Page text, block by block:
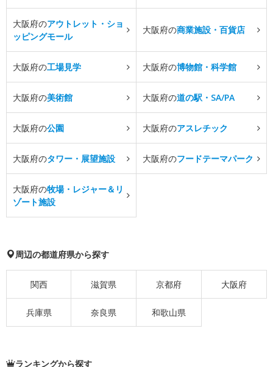
大阪府のアウトレット・ショ
ッピングモール
大阪府の商業施設・百貨店
大阪府の工場見学 大阪府の博物館・科学館
大阪府の美術館 大阪府の道の駅・SA/PA
大阪府の公園 大阪府のアスレチック
大阪府のタワー・展望施設 大阪府のフードテーマパーク
大阪府の牧場・レジャー＆リ
ゾート施設
周辺の都道府県から探す
関西 滋賀県 京都府 大阪府
兵庫県 奈良県 和歌山県
ランキングから探す